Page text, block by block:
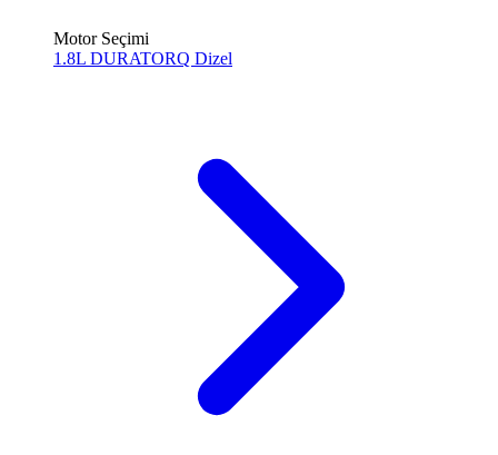
Motor Seçimi
1.8L DURATORQ Dizel